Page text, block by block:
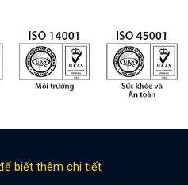
biết thêm chi tiết